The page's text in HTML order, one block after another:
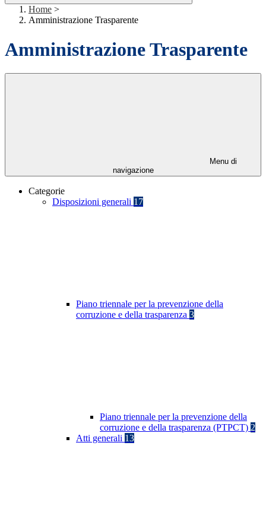
Home >
Amministrazione Trasparente
Amministrazione Trasparente
Menu di
navigazione
Categorie
Disposizioni generali 17
Piano triennale per la prevenzione della
corruzione e della trasparenza 3
Piano triennale per la prevenzione della
corruzione e della trasparenza (PTPCT) 2
Atti generali 13